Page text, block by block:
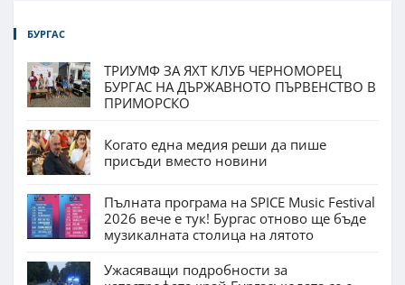
БУРГАС
ТРИУМФ ЗА ЯХТ КЛУБ ЧЕРНОМОРЕЦ
БУРГАС НА ДЪРЖАВНОТО ПЪРВЕНСТВО В
ПРИМОРСКО
Когато една медия реши да пише
присъди вместо новини
Пълната програма на SPICE Music Festival
2026 вече е тук! Бургас отново ще бъде
музикалната столица на лятото
Ужасяващи подробности за